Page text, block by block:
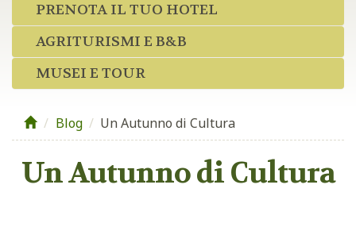
PRENOTA IL TUO HOTEL
AGRITURISMI E B&B
MUSEI E TOUR
Blog / Un Autunno di Cultura
Un Autunno di Cultura